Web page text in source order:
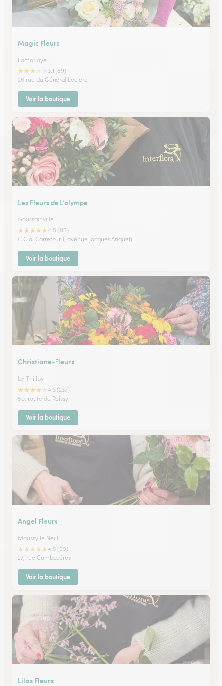
Magic Fleurs
Lamorlaye
★★★
3.1 (69)
26 rue du Général Leclerc
Voir la boutique
Les Fleurs de L’olympe
Goussainville
★★★★★4.5 (115)
C.Cial Carrefour 1, avenue Jacques Anquetil
Voir la boutique
Christiane-Fleurs
Le Thillay
★★★★
4.3 (237)
50, route de Roissy
Voir la boutique
Angel Fleurs
Moussy le Neuf
★★★★★4.5 (99)
27, rue Cambacérès
Voir la boutique
Lilas Fleurs